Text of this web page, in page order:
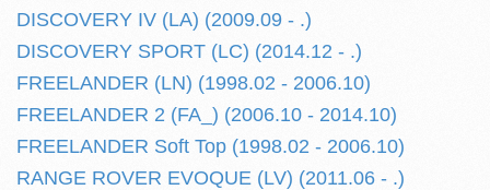
DISCOVERY IV (LA) (2009.09 - .)
DISCOVERY SPORT (LC) (2014.12 - .)
FREELANDER (LN) (1998.02 - 2006.10)
FREELANDER 2 (FA_) (2006.10 - 2014.10)
FREELANDER Soft Top (1998.02 - 2006.10)
RANGE ROVER EVOQUE (LV) (2011.06 - .)